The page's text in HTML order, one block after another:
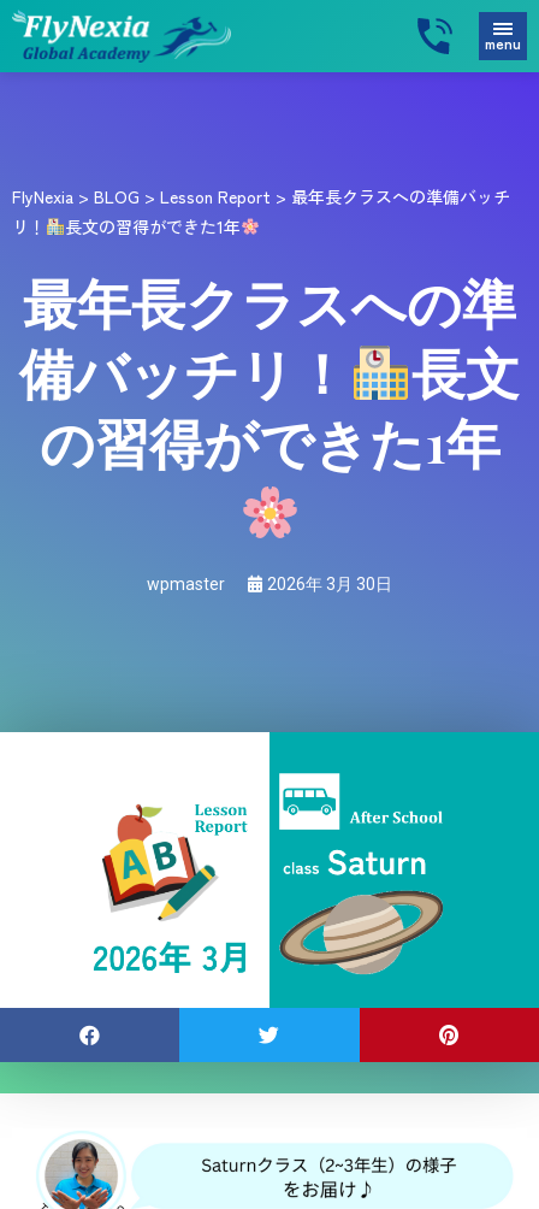
menu
FlyNexia > BLOG > Lesson Report > 最年長クラスへの準備バッチ
リ！
長文の習得ができた1年
最年長クラスへの準
備バッチリ！
長文
の習得ができた1年
wpmaster 2026年 3月 30日